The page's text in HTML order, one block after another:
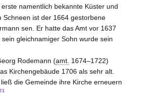
erste namentlich bekannte Küster und
Schneen ist der 1664 gestorbene
sen. Er hatte das Amt vor 1637
gleichnamiger Sohn wurde sein
Rodemann (amt. 1674–1722)
Kirchengebäude 1706 als sehr alt.
die Gemeinde ihre Kirche erneuern